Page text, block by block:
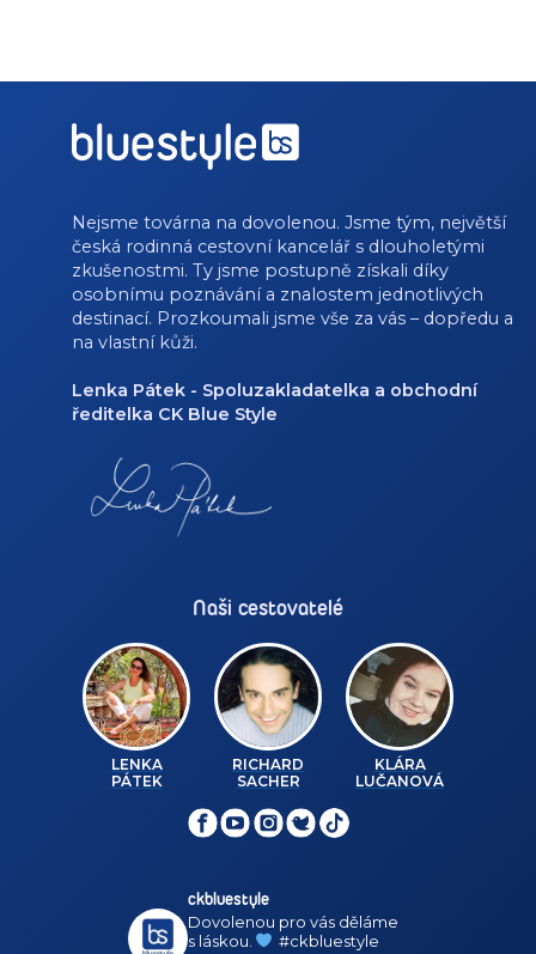
Nejsme továrna na dovolenou. Jsme tým, největší
česká rodinná cestovní kancelář s dlouholetými
zkušenostmi. Ty jsme postupně získali díky
osobnímu poznávání a znalostem jednotlivých
destinací. Prozkoumali jsme vše za vás – dopředu a
na vlastní kůži.
Lenka Pátek - Spoluzakladatelka a obchodní
ředitelka CK Blue Style
Naši cestovatelé
LENKA
PÁTEK
RICHARD
SACHER
KLÁRA
LUČANOVÁ
ckbluestyle
Dovolenou pro vás děláme
s láskou.
#ckbluestyle